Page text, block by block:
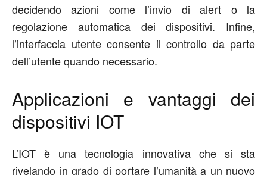
decidendo azioni come l’invio di alert o la
regolazione automatica dei dispositivi. Infine,
l’interfaccia utente consente il controllo da parte
dell’utente quando necessario.
Applicazioni e vantaggi dei
dispositivi IOT
L’IOT è una tecnologia innovativa che si sta
rivelando in grado di portare l’umanità a un nuovo